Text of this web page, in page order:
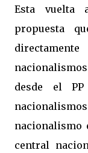
Esta vuelta
propuesta
desde el
nacionalismo
central